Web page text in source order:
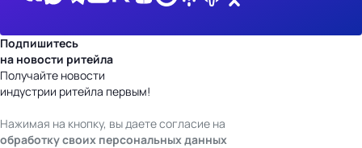
Подпишитесь
на новости ритейла
Получайте новости
индустрии ритейла первым!
Нажимая на кнопку, вы даете согласие на
обработку своих персональных данных